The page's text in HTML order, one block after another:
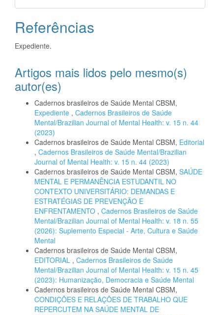
Referências
Expediente.
Artigos mais lidos pelo mesmo(s)
autor(es)
Cadernos brasileiros de Saúde Mental CBSM,
Expediente , Cadernos Brasileiros de Saúde
Mental/Brazilian Journal of Mental Health: v. 15 n. 44
(2023)
Cadernos brasileiros de Saúde Mental CBSM, Editorial
, Cadernos Brasileiros de Saúde Mental/Brazilian
Journal of Mental Health: v. 15 n. 44 (2023)
Cadernos brasileiros de Saúde Mental CBSM, SAÚDE
MENTAL E PERMANÊNCIA ESTUDANTIL NO
CONTEXTO UNIVERSITÁRIO: DEMANDAS E
ESTRATÉGIAS DE PREVENÇÃO E
ENFRENTAMENTO , Cadernos Brasileiros de Saúde
Mental/Brazilian Journal of Mental Health: v. 18 n. 55
(2026): Suplemento Especial - Arte, Cultura e Saúde
Mental
Cadernos brasileiros de Saúde Mental CBSM,
EDITORIAL , Cadernos Brasileiros de Saúde
Mental/Brazilian Journal of Mental Health: v. 15 n. 45
(2023): Humanização, Democracia e Saúde Mental
Cadernos brasileiros de Saúde Mental CBSM,
CONDIÇÕES E RELAÇÕES DE TRABALHO QUE
REPERCUTEM NA SAÚDE MENTAL DE